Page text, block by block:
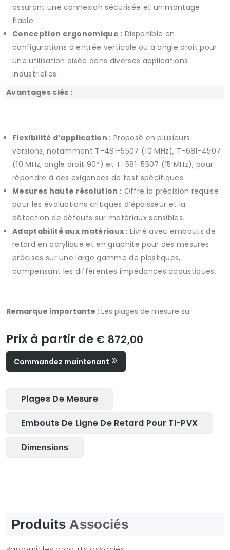
assurant une connexion sécurisée et un montage
fiable.
Conception ergonomique : Disponible en
configurations à entrée verticale ou à angle droit pour
une utilisation aisée dans diverses applications
industrielles.
Avantages clés :
Flexibilité d’application : Proposé en plusieurs
versions, notamment T-481-5507 (10 MHz), T-681-4507
(10 MHz, angle droit 90°) et T-581-5507 (15 MHz), pour
répondre à des exigences de test spécifiques.
Mesures haute résolution : Offre la précision requise
pour les évaluations critiques d’épaisseur et la
détection de défauts sur matériaux sensibles.
Adaptabilité aux matériaux :Livré avec embouts de
retard en acrylique et en graphite pour des mesures
précises sur une large gamme de plastiques,
compensant les différentes impédances acoustiques.
Remarque importante : Les plages de mesure su
Prix à partir de € 872,00
Commandez maintenant
Plages De Mesure
Embouts De Ligne De Retard Pour TI-PVX
Dimensions
ProduitsAssociés